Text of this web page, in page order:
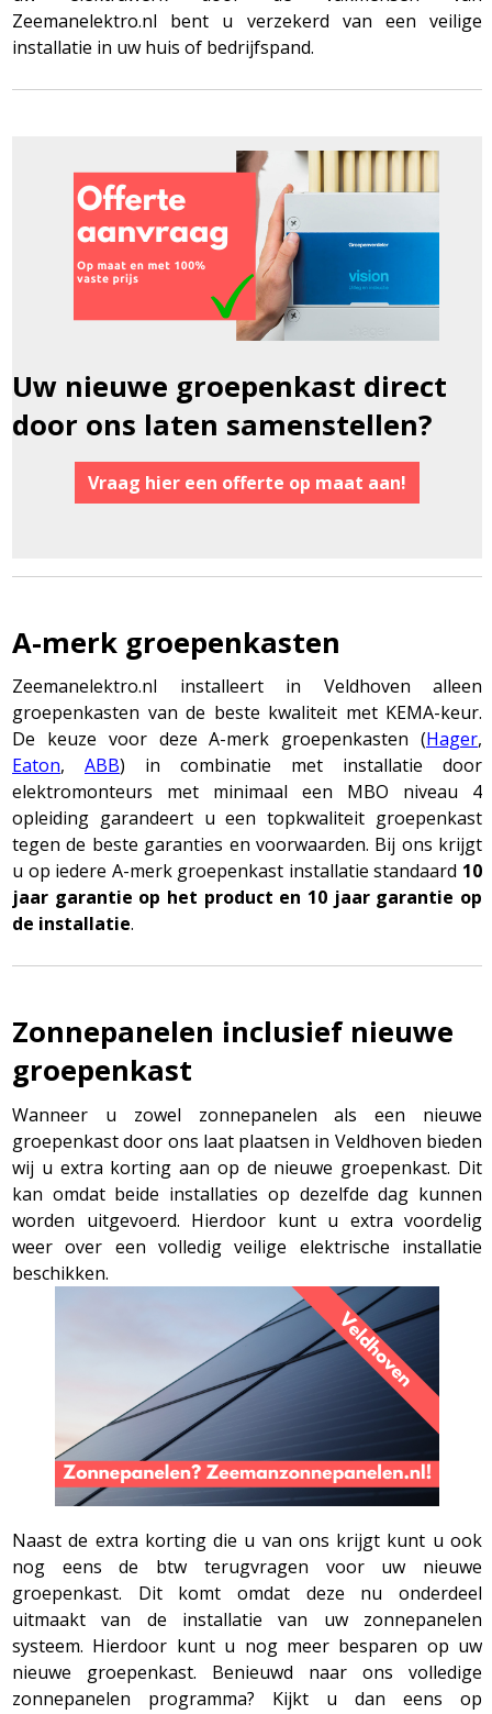
Zeemanelektro.nl bent u verzekerd van een veilige
installatie in uw huis of bedrijfspand.
Uw nieuwe groepenkast direct
door ons laten samenstellen?
Vraag hier een offerte op maat aan!
A-merk groepenkasten
Zeemanelektro.nl installeert in Veldhoven alleen
groepenkasten van de beste kwaliteit met KEMA-keur.
De keuze voor deze A-merk groepenkasten (Hager,
Eaton, ABB) in combinatie met installatie door
elektromonteurs met minimaal een MBO niveau 4
opleiding garandeert u een topkwaliteit groepenkast
tegen de beste garanties en voorwaarden. Bij ons krijgt
u op iedere A-merk groepenkast installatie standaard 10
jaar garantie op het product en 10 jaar garantie op
de installatie.
Zonnepanelen inclusief nieuwe
groepenkast
Wanneer u zowel zonnepanelen als een nieuwe
groepenkast door ons laat plaatsen in Veldhoven bieden
wij u extra korting aan op de nieuwe groepenkast. Dit
kan omdat beide installaties op dezelfde dag kunnen
worden uitgevoerd. Hierdoor kunt u extra voordelig
weer over een volledig veilige elektrische installatie
beschikken.
Naast de extra korting die u van ons krijgt kunt u ook
nog eens de btw terugvragen voor uw nieuwe
groepenkast. Dit komt omdat deze nu onderdeel
uitmaakt van de installatie van uw zonnepanelen
systeem. Hierdoor kunt u nog meer besparen op uw
nieuwe groepenkast. Benieuwd naar ons volledige
zonnepanelen programma? Kijkt u dan eens op